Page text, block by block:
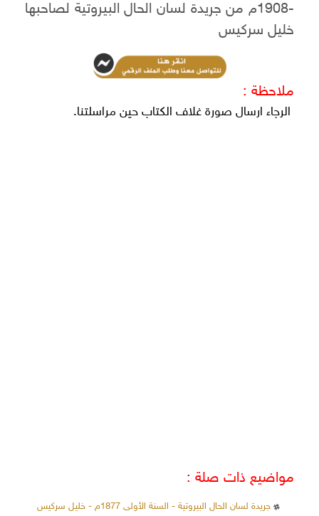
-1908م من جريدة لسان الحال البيروتية لصاحبها
خليل سركيس
ملاحظة :
الرجاء ارسال صورة غلاف الكتاب حين مراسلتنا.
مواضيع ذات صلة :
جريدة لسان الحال البيروتية - السنة الأولى 1877م - خليل سركيس